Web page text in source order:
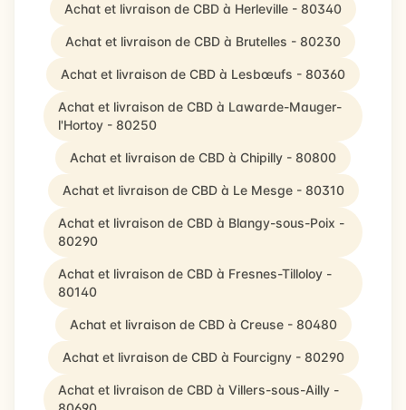
Achat et livraison de CBD à Herleville - 80340
Achat et livraison de CBD à Brutelles - 80230
Achat et livraison de CBD à Lesbœufs - 80360
Achat et livraison de CBD à Lawarde-Mauger-
l'Hortoy - 80250
Achat et livraison de CBD à Chipilly - 80800
Achat et livraison de CBD à Le Mesge - 80310
Achat et livraison de CBD à Blangy-sous-Poix -
80290
Achat et livraison de CBD à Fresnes-Tilloloy -
80140
Achat et livraison de CBD à Creuse - 80480
Achat et livraison de CBD à Fourcigny - 80290
Achat et livraison de CBD à Villers-sous-Ailly -